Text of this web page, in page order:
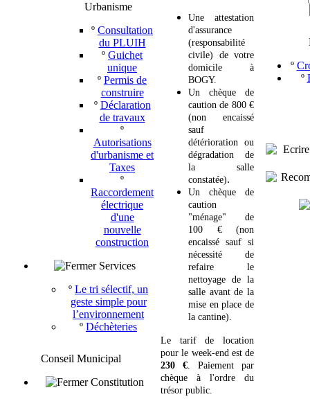
Urbanisme
º Consultation
du PLUIH
º Guichet
unique
º Permis de
construire
º Déclaration
de travaux
º
Autorisations
d'urbanisme et
Taxes
º
Raccordement
électrique
d'une
nouvelle
construction
Services
º Le tri sélectif, un
geste simple pour
l’environnement
º Déchèteries
Conseil Municipal
Constitution
Une attestation
d'assurance
(responsabilité
civile) de votre
domicile à
BOGY.
Un chèque de
caution de 800 €
(non encaissé
sauf
détérioration ou
dégradation de
la salle
constatée).
Un chèque de
caution
"ménage" de
100 € (non
encaissé sauf si
nécessité de
refaire le
nettoyage de la
salle avant de la
mise en place de
la cantine).
Le tarif de location
pour le week-end est de
230 €. Paiement par
chèque à l'ordre du
trésor public.
º
º